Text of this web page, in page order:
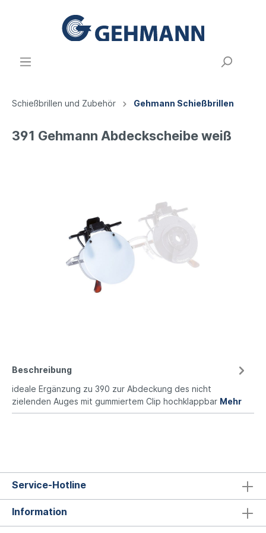
Schießbrillen und Zubehör Gehmann Schießbrillen
391 Gehmann Abdeckscheibe weiß
Beschreibung
ideale Ergänzung zu 390 zur Abdeckung des nicht
zielenden Auges mit gummiertem Clip hochklappbar Mehr
Service-Hotline
Information